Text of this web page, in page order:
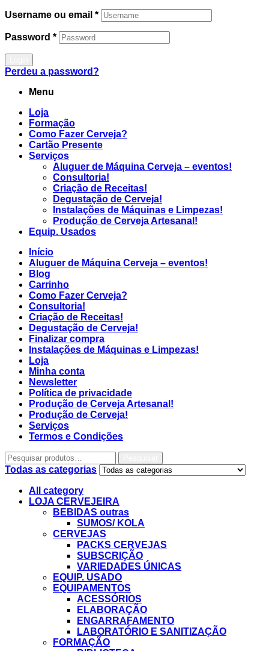
Username ou email *
Password *
Perdeu a password?
Menu
Loja
Formação
Como Fazer Cerveja?
Cartão Presente
Serviços
Aluguer de Máquina Cerveja – eventos!
Consultoria!
Criação de Receitas!
Degustação de Cerveja!
Instalações de Máquinas e Limpezas!
Produção de Cerveja Artesanal!
Equip. Usados
Início
Aluguer de Máquina Cerveja – eventos!
Blog
Carrinho
Como Fazer Cerveja?
Consultoria!
Criação de Receitas!
Degustação de Cerveja!
Finalizar compra
Instalações de Máquinas e Limpezas!
Loja
Minha conta
Newsletter
Política de privacidade
Produção de Cerveja Artesanal!
Produção de Cerveja!
Serviços
Termos e Condições
Todas as categorias
All category
LOJA CERVEJEIRA
BEBIDAS outras
SUMOS/ KOLA
CERVEJAS
PACKS CERVEJAS
SUBSCRIÇÃO
VARIEDADES ÚNICAS
EQUIP. USADO
EQUIPAMENTOS
ACESSÓRIOS
ELABORAÇÃO
ENGARRAFAMENTO
LABORATÓRIO E SANITIZAÇÃO
FORMAÇÃO